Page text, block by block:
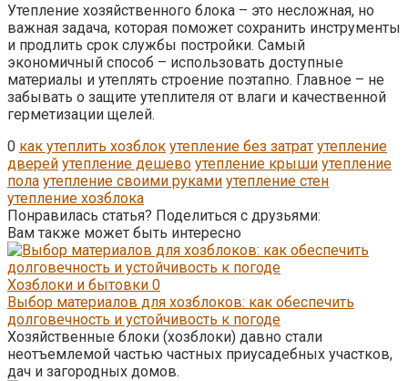
Утепление хозяйственного блока – это несложная, но
важная задача, которая поможет сохранить инструменты
и продлить срок службы постройки. Самый
экономичный способ – использовать доступные
материалы и утеплять строение поэтапно. Главное – не
забывать о защите утеплителя от влаги и качественной
герметизации щелей.
0 как утеплить хозблок утепление без затрат утепление
дверей утепление дешево утепление крыши утепление
пола утепление своими руками утепление стен
утепление хозблока
Понравилась статья? Поделиться с друзьями:
Вам также может быть интересно
Хозблоки и бытовки 0
Выбор материалов для хозблоков: как обеспечить
долговечность и устойчивость к погоде
Хозяйственные блоки (хозблоки) давно стали
неотъемлемой частью частных приусадебных участков,
дач и загородных домов.